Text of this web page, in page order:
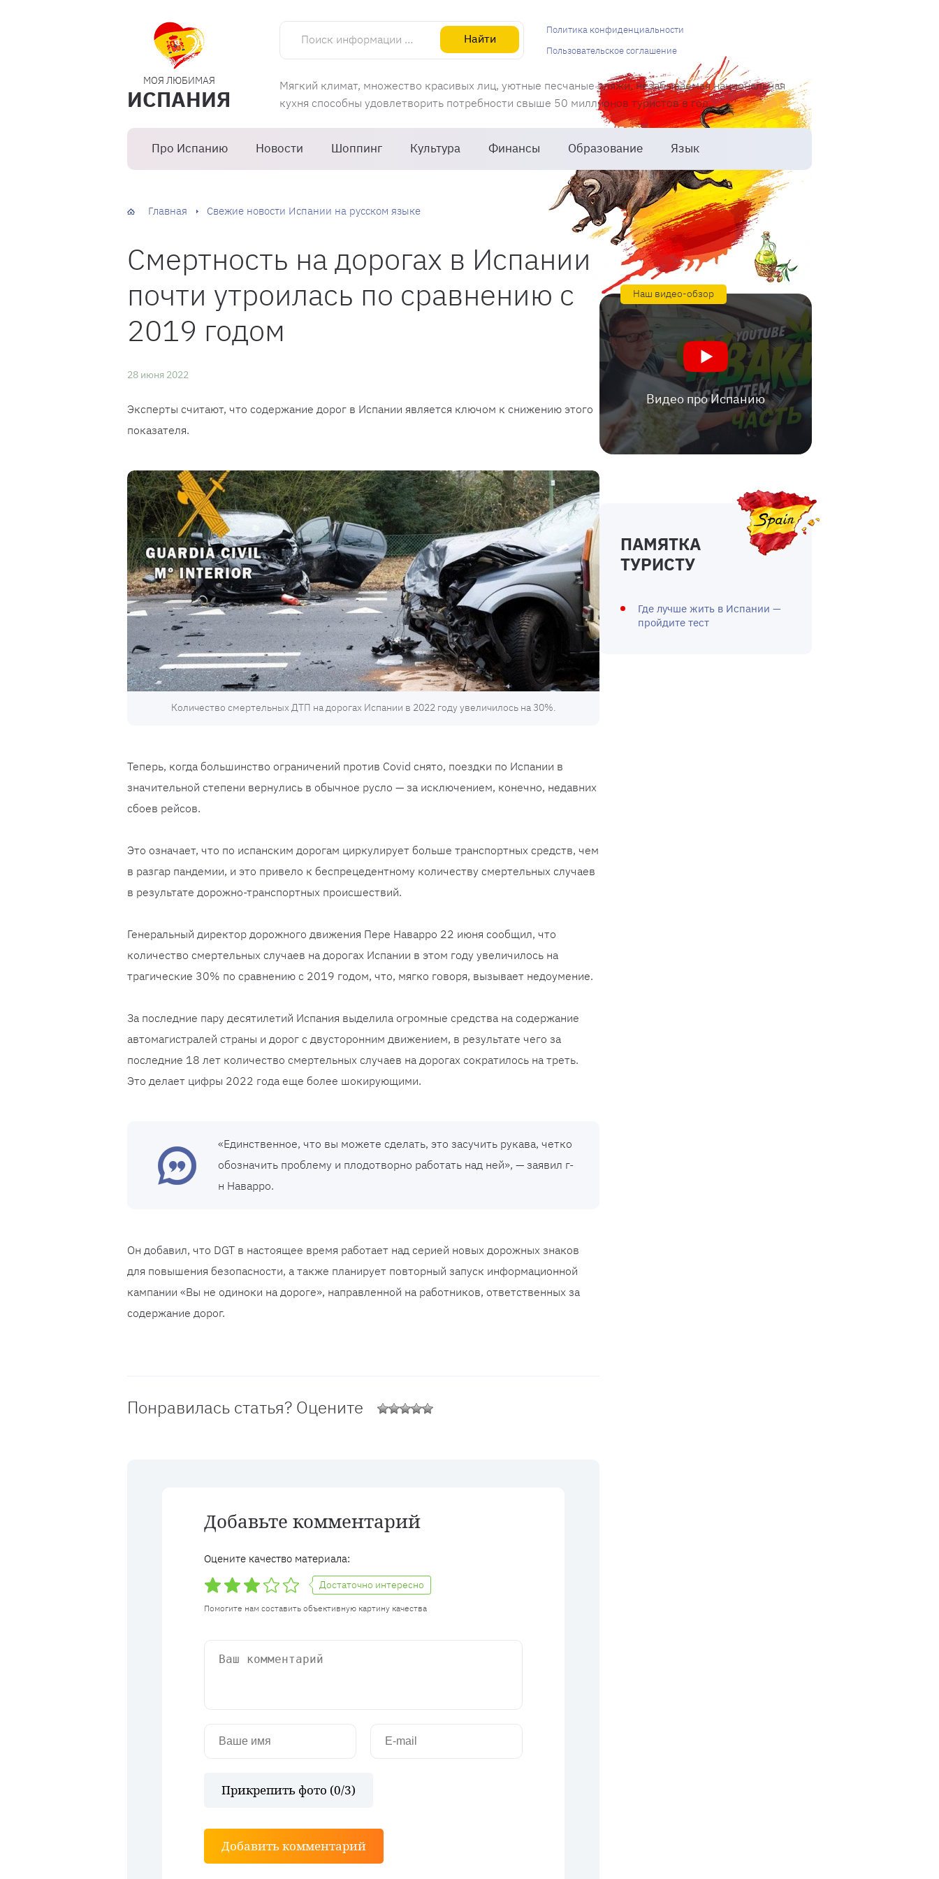
МОЯ ЛЮБИМАЯ
ИСПАНИЯ
Поиск информации об Испании
Найти
Мягкий климат, множество красивых лиц, уютные песчаные пляжи, незабываемая национальная
кухня способны удовлетворить потребности свыше 50 миллионов туристов в год.
Про Испанию Новости Шоппинг Культура Финансы Образование Язык
Политика конфиденциальности
Пользовательское соглашение
Главная Свежие новости Испании на русском языке
Смертность на дорогах в Испании
почти утроилась по сравнению с
2019 годом
28 июня 2022
Эксперты считают, что содержание дорог в Испании является ключом к снижению этого
показателя.
Количество смертельных ДТП на дорогах Испании в 2022 году увеличилось на 30%.
Теперь, когда большинство ограничений против Covid снято, поездки по Испании в
значительной степени вернулись в обычное русло — за исключением, конечно, недавних
сбоев рейсов.
Это означает, что по испанским дорогам циркулирует больше транспортных средств, чем
в разгар пандемии, и это привело к беспрецедентному количеству смертельных случаев
в результате дорожно-транспортных происшествий.
Генеральный директор дорожного движения Пере Наварро 22 июня сообщил, что
количество смертельных случаев на дорогах Испании в этом году увеличилось на
трагические 30% по сравнению с 2019 годом, что, мягко говоря, вызывает недоумение.
За последние пару десятилетий Испания выделила огромные средства на содержание
автомагистралей страны и дорог с двусторонним движением, в результате чего за
последние 18 лет количество смертельных случаев на дорогах сократилось на треть.
Это делает цифры 2022 года еще более шокирующими.
«Единственное, что вы можете сделать, это засучить рукава, четко
обозначить проблему и плодотворно работать над ней», — заявил г-
н Наварро.
Он добавил, что DGT в настоящее время работает над серией новых дорожных знаков
для повышения безопасности, а также планирует повторный запуск информационной
кампании «Вы не одиноки на дороге», направленной на работников, ответственных за
содержание дорог.
Понравилась статья? Оцените
Добавьте комментарий
Оцените качество материала:
Достаточно интересно
Помогите нам составить объективную картину качества
Прикрепить фото (0/3)
Добавить комментарий
Наш видео-обзор
Видео про Испанию
ПАМЯТКА
ТУРИСТУ
Где лучше жить в Испании —
пройдите тест